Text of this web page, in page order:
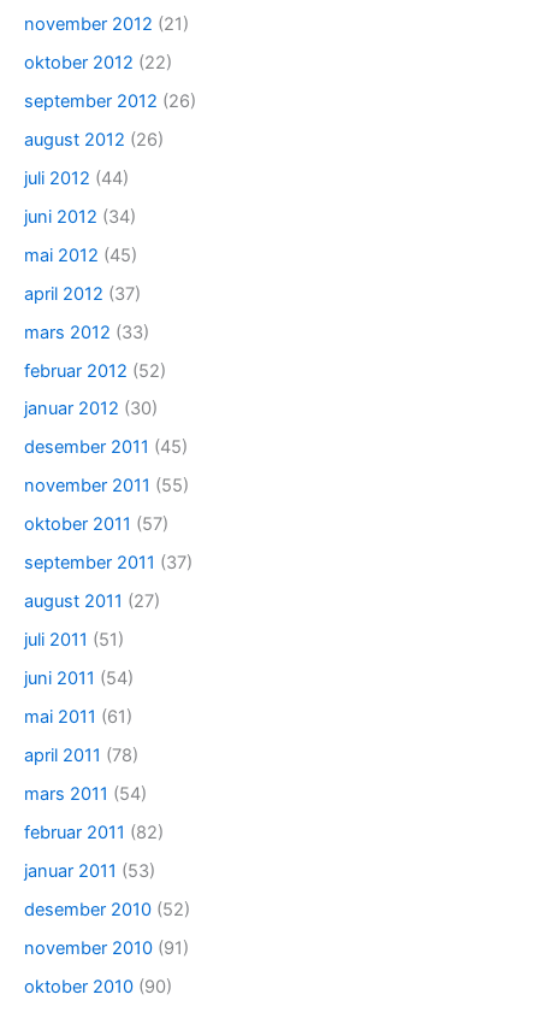
november 2012 (21)
oktober 2012 (22)
september 2012 (26)
august 2012 (26)
juli 2012 (44)
juni 2012 (34)
mai 2012 (45)
april 2012 (37)
mars 2012 (33)
februar 2012 (52)
januar 2012 (30)
desember 2011 (45)
november 2011 (55)
oktober 2011 (57)
september 2011 (37)
august 2011 (27)
juli 2011 (51)
juni 2011 (54)
mai 2011 (61)
april 2011 (78)
mars 2011 (54)
februar 2011 (82)
januar 2011 (53)
desember 2010 (52)
november 2010 (91)
oktober 2010 (90)